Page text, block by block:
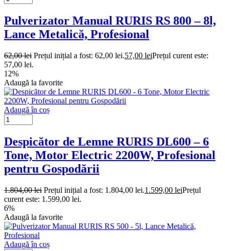
Pulverizator Manual RURIS RS 800 – 8l,
Lance Metalică, Profesional
62,00lei Prețul inițial a fost: 62,00 lei.57,00 leiPrețul curent este:
57,00 lei.
12%
Adaugă la favorite
Adaugă în coș
Despicător de Lemne RURIS DL600 – 6
Tone, Motor Electric 2200W, Profesional
pentru Gospodării
1.804,00lei Prețul inițial a fost: 1.804,00 lei.1.599,00 leiPrețul
curent este: 1.599,00 lei.
6%
Adaugă la favorite
Adaugă în coș